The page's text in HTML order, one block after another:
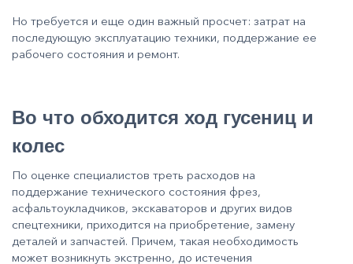
Но требуется и еще один важный просчет: затрат на
последующую эксплуатацию техники, поддержание ее
рабочего состояния и ремонт.
Во что обходится ход гусениц и
колес
По оценке специалистов треть расходов на
поддержание технического состояния фрез,
асфальтоукладчиков, экскаваторов и других видов
спецтехники, приходится на приобретение, замену
деталей и запчастей. Причем, такая необходимость
может возникнуть экстренно, до истечения